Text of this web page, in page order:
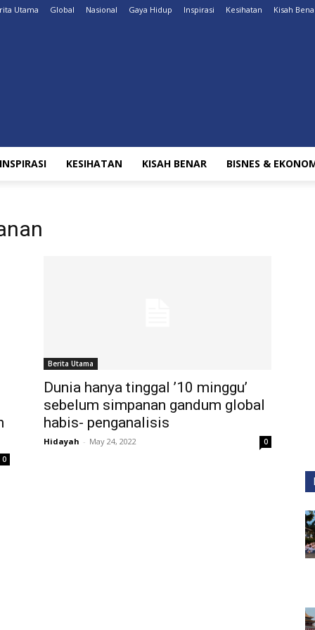
Utama Global Nasional Gaya Hidup Inspirasi Kesihatan Kisah
INSPIRASI KESIHATAN KISAH BENAR BISNES &
0
Berita Utama
Dunia hanya tinggal ’10 minggu’
sebelum simpanan gandum global
habis- penganalisis
Hidayah - May 24, 2022 0